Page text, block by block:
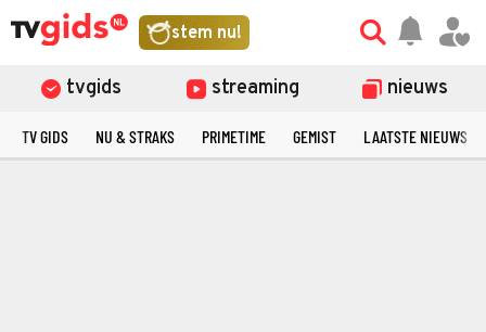
stem nu!
tvgids streaming nieuws
TV GIDS NU & STRAKS PRIMETIME GEMIST LAATSTE NIEUWS